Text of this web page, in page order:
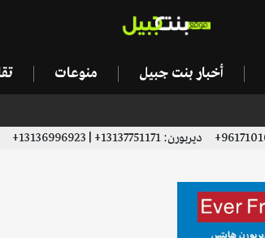
أخبار بنت جبيل منوعات